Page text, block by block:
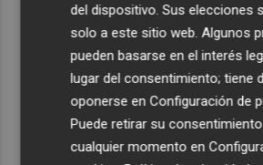
del dispositivo. Sus elecciones
solo a este sitio web. Algunos
pueden basarse en el interés
lugar del consentimiento; tiene
oponerse enConfiguración de
Puede retirar su
cualquier momento en